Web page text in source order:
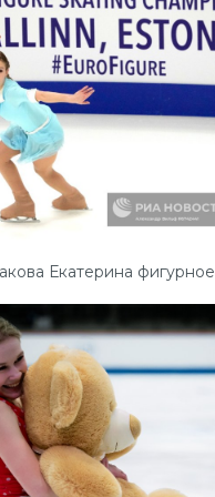
Екатерина фигурное